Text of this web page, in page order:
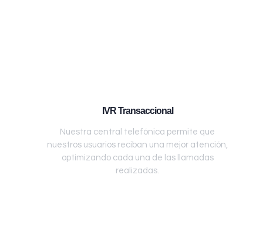
IVR Transaccional
Nuestra central telefónica permite que
nuestros usuarios reciban una mejor atención,
optimizando cada una de las llamadas
realizadas.